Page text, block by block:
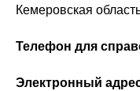
Кемеровская
Телефон для
Электронный